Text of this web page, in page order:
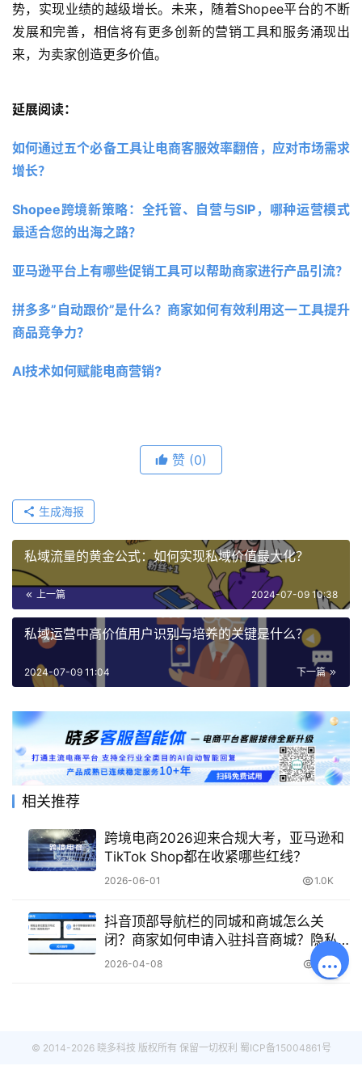
势，实现业绩的越级增长。未来，随着Shopee平台的不断
发展和完善，相信将有更多创新的营销工具和服务涌现出
来，为卖家创造更多价值。
延展阅读：
如何通过五个必备工具让电商客服效率翻倍，应对市场需求
增长？
Shopee跨境新策略：全托管、自营与SIP，哪种运营模式
最适合您的出海之路？
亚马逊平台上有哪些促销工具可以帮助商家进行产品引流？
拼多多”自动跟价”是什么？商家如何有效利用这一工具提升
商品竞争力？
AI技术如何赋能电商营销?
赞 (0)
生成海报
私域流量的黄金公式：如何实现私域价值最大化？
上一篇 2024-07-09 10:38
私域运营中高价值用户识别与培养的关键是什么？
下一篇
2024-07-09 11:04
相关推荐
跨境电商2026迎来合规大考，亚马逊和
TikTok Shop都在收紧哪些红线？
2026-06-01 1.0K
抖音顶部导航栏的同城和商城怎么关
闭？商家如何申请入驻抖音商城？隐私
设置一键关闭推荐，营业执照+品牌授权
三步入驻，附店铺装修与运营指南！
2026-04-08 470
© 2014-2026 晓多科技 版权所有 保留一切权利 蜀ICP备15004861号